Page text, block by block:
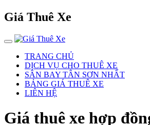
Giá Thuê Xe
TRANG CHỦ
DỊCH VỤ CHO THUÊ XE
SÂN BAY TÂN SƠN NHẤT
BẢNG GIÁ THUÊ XE
LIÊN HỆ
Giá thuê xe hợp